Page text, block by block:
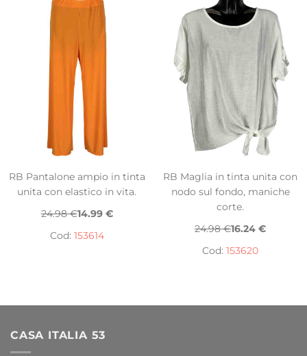
RB Pantalone ampio in tinta
unita con elastico in vita.
24.98 €14.99 €
Cod: 153614
RB Maglia in tinta unita con
nodo sul fondo, maniche
corte.
24.98 €16.24 €
Cod: 153620
CASA ITALIA 53